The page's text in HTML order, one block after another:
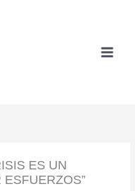
ES UN